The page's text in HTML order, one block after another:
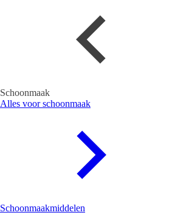
Schoonmaak
Alles voor schoonmaak
Schoonmaakmiddelen